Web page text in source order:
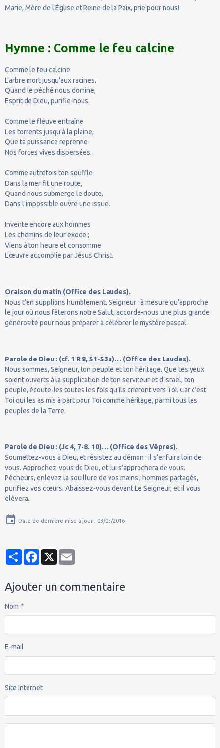
Marie, Mère de l'Église et Reine de la Paix, prie pour nous!
Hymne : Comme le feu calcine
Comme le feu calcine
L'arbre mort jusqu'aux racines,
Quand le péché nous domine,
Esprit de Dieu, purifie-nous.
Comme le fleuve entraîne
Les torrents jusqu'à la plaine,
Que ta puissance reprenne
Nos forces vives dispersées.
Comme autrefois ton souffle
Dans la mer fit une route,
Quand nous submerge le doute,
Dans l'impossible ouvre une issue.
Invente encore aux hommes
Les chemins de leur exode ;
Viens à ton heure et consomme
L'œuvre accomplie par Jésus Christ.
Oraison du matin (Office des Laudes).
Nous t’en supplions humblement, Seigneur : à mesure qu’approche
le jour où nous fêterons notre Salut, accorde-nous une plus grande
générosité pour nous préparer à célébrer le mystère pascal.
Parole de Dieu : (cf. 1 R 8, 51-53a)… (Office des Laudes).
Nous sommes, Seigneur, ton peuple et ton héritage. Que tes yeux
soient ouverts à la supplication de ton serviteur et d’Israël, ton
peuple, écoute-les toutes les fois qu’ils crieront vers Toi. Car c’est
Toi qui les as mis à part pour Toi comme héritage, parmi tous les
peuples de la Terre.
Parole de Dieu : (Jc 4, 7-8. 10)… (Office des Vêpres).
Soumettez-vous à Dieu, et résistez au démon : il s’enfuira loin de
vous. Approchez-vous de Dieu, et lui s’approchera de vous.
Pécheurs, enlevez la souillure de vos mains ; hommes partagés,
purifiez vos cœurs. Abaissez-vous devant Le Seigneur, et il vous
élèvera.
Date de dernière mise à jour : 03/03/2016
PartagerFacebook
X
Ajouter un commentaire
Nom
E-mail
Site Internet